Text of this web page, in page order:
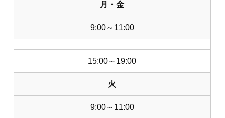
月・金
9:00～11:00
15:00～19:00
火
9:00～11:00